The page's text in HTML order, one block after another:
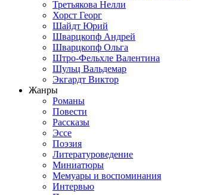
Третьякова Нелли
Хорст Георг
Шайдт Юрий
Шварцкопф Андрей
Шварцкопф Ольга
Штро-Фельхле Валентина
Шульц Вальдемар
Экгардт Виктор
Жанры
Романы
Повести
Рассказы
Эссе
Поэзия
Литературоведение
Миниатюры
Мемуары и воспоминания
Интервью